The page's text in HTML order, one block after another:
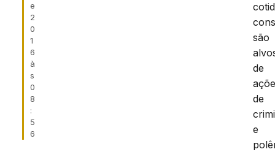
e
2
0
1
6
à
s
0
8
:
5
6
são
de
de
e